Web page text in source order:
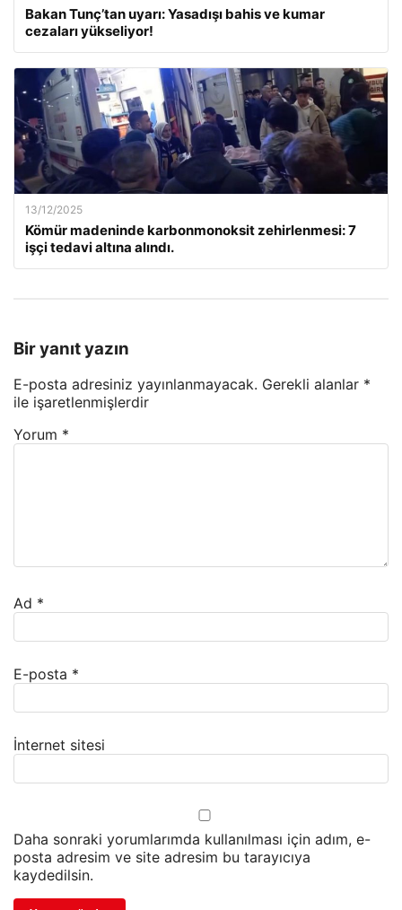
Bakan Tunç’tan uyarı: Yasadışı bahis ve kumar
cezaları yükseliyor!
13/12/2025
Kömür madeninde karbonmonoksit zehirlenmesi: 7
işçi tedavi altına alındı.
Bir yanıt yazın
E-posta adresiniz yayınlanmayacak. Gerekli alanlar *
ile işaretlenmişlerdir
Yorum *
Ad *
E-posta *
İnternet sitesi
Daha sonraki yorumlarımda kullanılması için adım, e-
posta adresim ve site adresim bu tarayıcıya
kaydedilsin.